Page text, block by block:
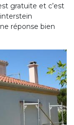
gratuite et c’est
réponse bien